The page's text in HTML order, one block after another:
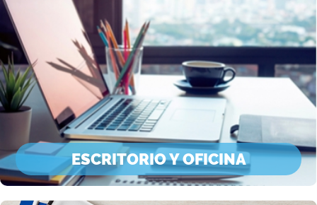
ESCRITORIO Y OFICINA